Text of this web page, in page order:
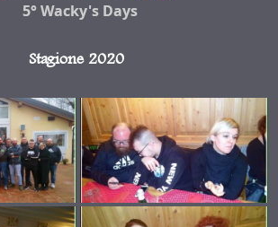
5° Wacky's Days
Stagione 2020